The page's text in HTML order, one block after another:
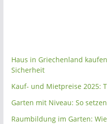
Haus in Griechenland
Sicherheit
Kauf- und Mietpreise 2025:
Garten mit Niveau: So
Raumbildung im Garten: